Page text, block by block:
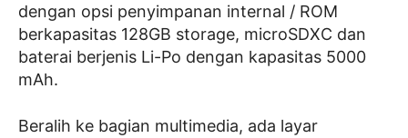
dengan opsi penyimpanan internal / ROM
berkapasitas 128GB storage, microSDXC dan
baterai berjenis Li-Po dengan kapasitas 5000
mAh.
Beralih ke bagian multimedia, ada layar